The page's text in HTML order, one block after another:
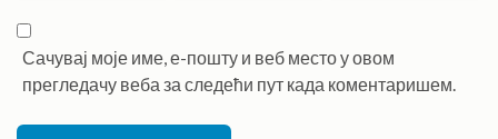
Сачувај моје име, е-пошту и веб место у овом
прегледачу веба за следећи пут када коментаришем.